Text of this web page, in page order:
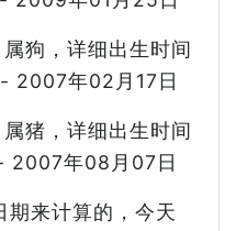
狗，详细出生时间
2007年02月17日
猪，详细出生时间
2007年08月07日
期来计算的，今天